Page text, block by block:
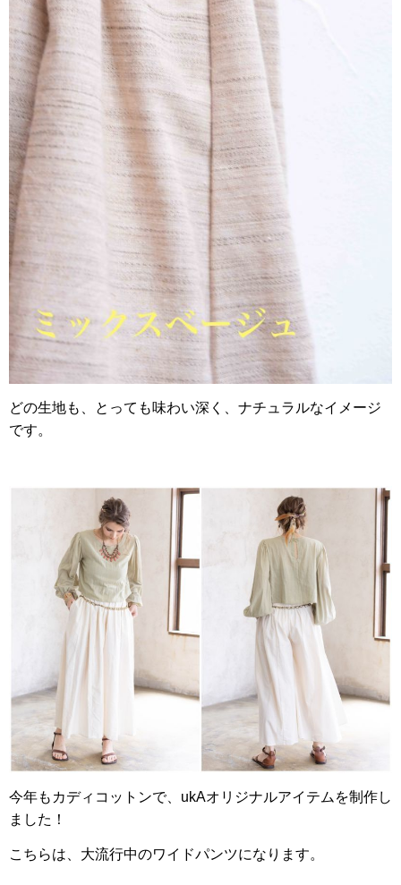
どの生地も、とっても味わい深く、ナチュラルなイメージ
です。
今年もカディコットンで、ukAオリジナルアイテムを制作し
ました！
こちらは、大流行中のワイドパンツになります。